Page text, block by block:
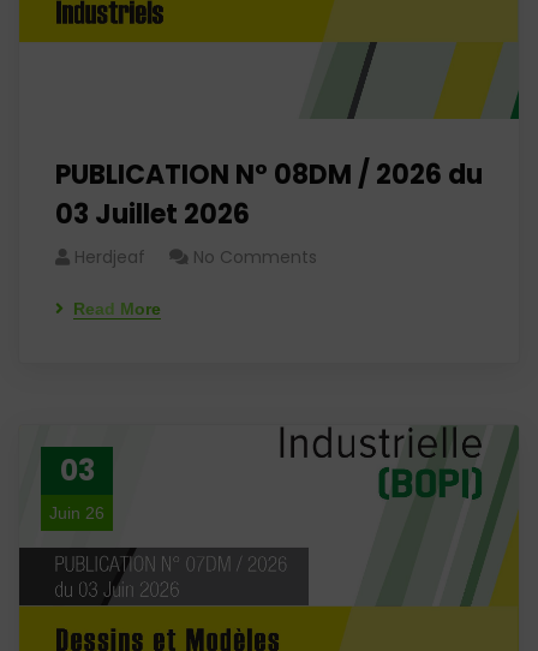
PUBLICATION N° 08DM / 2026 du
03 Juillet 2026
Herdjeaf No Comments
Read More
03
Juin 26